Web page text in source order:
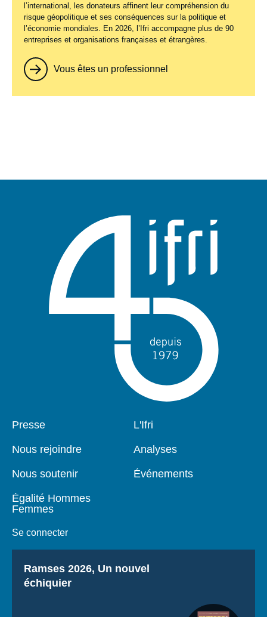
l’international, les donateurs affinent leur compréhension du
risque géopolitique et ses conséquences sur la politique et
l’économie mondiales. En 2026, l’Ifri accompagne plus de 90
entreprises et organisations françaises et étrangères.
Vous êtes un professionnel
Pied
Presse
Nous rejoindre
Nous soutenir
Égalité Hommes
Femmes
Se connecter
Navigation
L'Ifri
Analyses
Événements
Titre
Ramses 2026, Un nouvel
échiquier